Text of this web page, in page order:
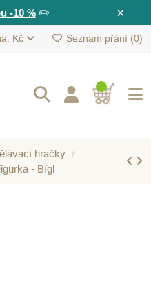
×
-10 %✏️
Kč Seznam přání (0)
hračky
- Bígl